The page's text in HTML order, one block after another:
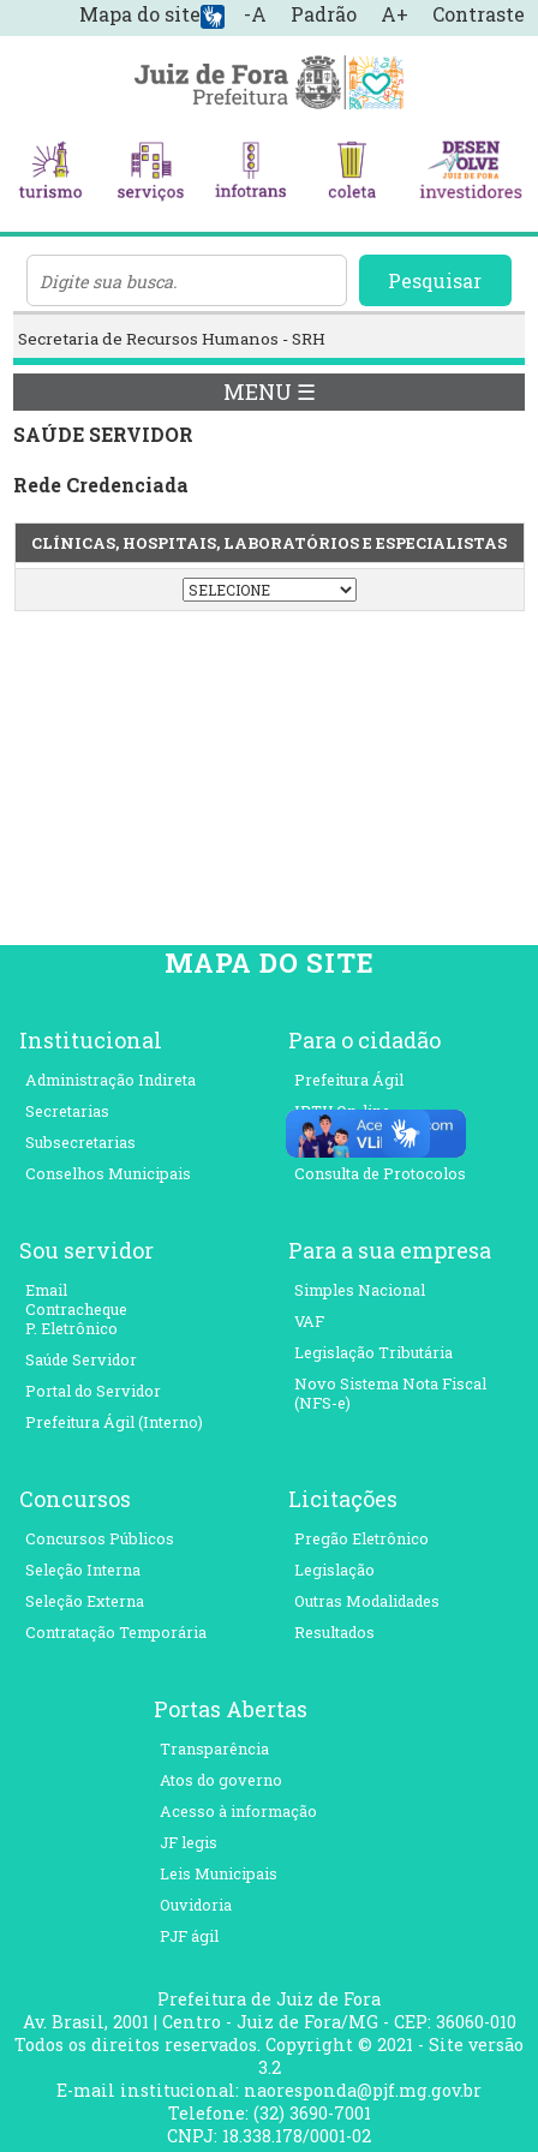
-A Padrão A+ Contraste
Mapa do site
Pesquisar
Secretaria de Recursos Humanos - SRH
MENU ☰
SAÚDE SERVIDOR
Rede Credenciada
CLÍNICAS, HOSPITAIS, LABORATÓRIOS E ESPECIALISTAS
MAPA DO SITE
Institucional
Administração Indireta
Secretarias
Subsecretarias
Conselhos Municipais
Para o cidadão
Prefeitura Ágil
IPTU On-line
ISS On-line
Consulta de Protocolos
Sou servidor
Email
Contracheque
P. Eletrônico
Saúde Servidor
Portal do Servidor
Prefeitura Ágil (Interno)
Para a sua empresa
Simples Nacional
VAF
Legislação Tributária
Novo Sistema Nota Fiscal
(NFS-e)
Concursos
Concursos Públicos
Seleção Interna
Seleção Externa
Contratação Temporária
Licitações
Pregão Eletrônico
Legislação
Outras Modalidades
Resultados
Portas Abertas
Transparência
Atos do governo
Acesso à informação
JF legis
Leis Municipais
Ouvidoria
PJF ágil
Prefeitura de Juiz de Fora
Av. Brasil, 2001 | Centro - Juiz de Fora/MG - CEP: 36060-010
Todos os direitos reservados. Copyright © 2021 - Site versão
3.2
E-mail institucional: naoresponda@pjf.mg.gov.br
Telefone: (32) 3690-7001
CNPJ: 18.338.178/0001-02